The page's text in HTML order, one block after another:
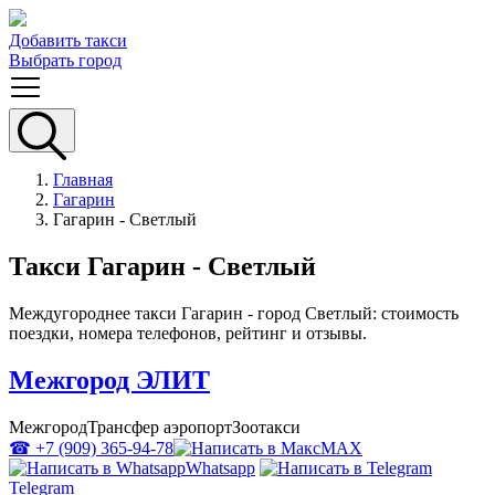
Добавить такси
Выбрать город
Главная
Гагарин
Гагарин - Светлый
Такси Гагарин - Светлый
Междугороднее такси Гагарин - город Светлый: стоимость
поездки, номера телефонов, рейтинг и отзывы.
Межгород ЭЛИТ
МежгородТрансфер аэропортЗоотакси
☎ +7 (909) 365-94-78
MAX
Whatsapp
Telegram